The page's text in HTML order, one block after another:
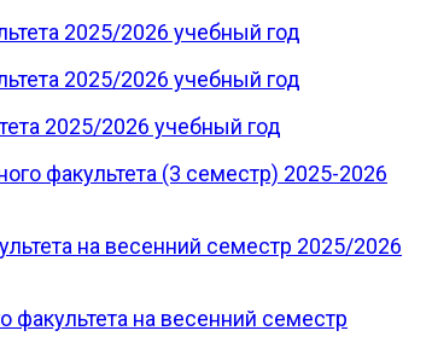
2025/2026 учебный год
2025/2026 учебный год
2025/2026 учебный год
факультета (3 семестр) 2025-2026
на весенний семестр 2025/2026
на весенний семестр